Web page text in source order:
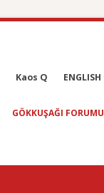
Kaos Q ENGLISH
GÖKKUŞAĞI FORUMU